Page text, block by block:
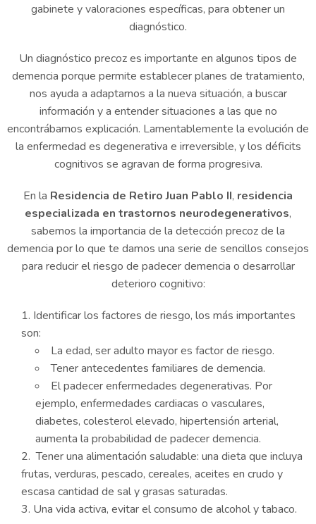
gabinete y valoraciones específicas, para obtener un
diagnóstico.
Un diagnóstico precoz es importante en algunos tipos de
demencia porque permite establecer planes de tratamiento,
nos ayuda a adaptarnos a la nueva situación, a buscar
información y a entender situaciones a las que no
encontrábamos explicación. Lamentablemente la evolución de
la enfermedad es degenerativa e irreversible, y los déficits
cognitivos se agravan de forma progresiva.
En la Residencia de Retiro Juan Pablo II, residencia
especializada en trastornos neurodegenerativos,
sabemos la importancia de la detección precoz de la
demencia por lo que te damos una serie de sencillos consejos
para reducir el riesgo de padecer demencia o desarrollar
deterioro cognitivo:
Identificar los factores de riesgo, los más importantes
son:
La edad, ser adulto mayor es factor de riesgo.
Tener antecedentes familiares de demencia.
El padecer enfermedades degenerativas. Por
ejemplo, enfermedades cardiacas o vasculares,
diabetes, colesterol elevado, hipertensión arterial,
aumenta la probabilidad de padecer demencia.
Tener una alimentación saludable: una dieta que incluya
frutas, verduras, pescado, cereales, aceites en crudo y
escasa cantidad de sal y grasas saturadas.
Una vida activa, evitar el consumo de alcohol y tabaco.